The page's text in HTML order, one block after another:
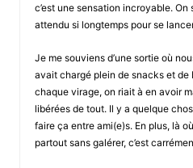
c’est une sensation incroyable.
attendu si longtemps pour se
Je me souviens d’une sortie où
avait chargé plein de snacks et de
chaque virage, on riait à en avoir
libérées de tout. Il y a quelque
faire ça entre ami(e)s. En plus, là
partout sans galérer, c’est